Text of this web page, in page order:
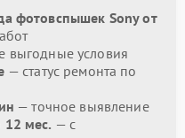
фотовспышек Sony от
выгодные условия
— статус ремонта по
— точное выявление
12 мес. — с